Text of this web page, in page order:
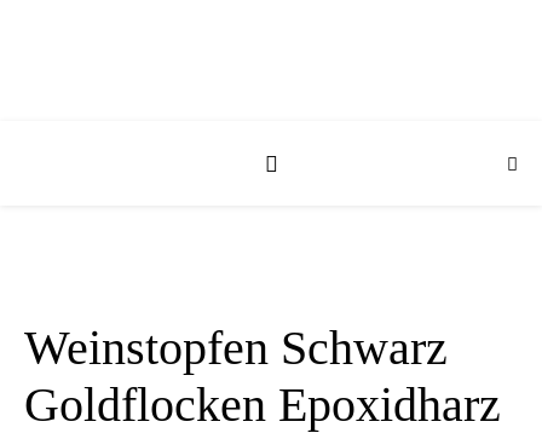
Weinstopfen Schwarz
Goldflocken Epoxidharz